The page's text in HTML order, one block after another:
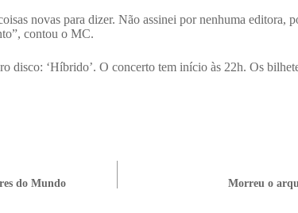
novas para dizer. Não assinei por nenhuma editora,
contou o MC.
disco: ‘Híbrido’. O concerto tem início às 22h. Os
do Mundo Morreu o